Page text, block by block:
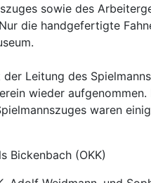
sowie des
die handgefertigte
Leitung des
wieder
waren
Bickenbach (OKK)